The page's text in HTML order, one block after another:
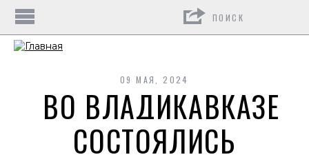
09 МАЯ, 2024
ВО ВЛАДИКАВКАЗЕ
СОСТОЯЛИСЬ